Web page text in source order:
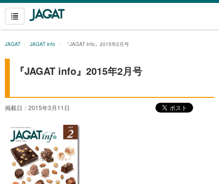
JAGAT JAGAT info 『JAGAT info』2015年2月号
『JAGAT info』2015年2月号
掲載日：2015年3月11日